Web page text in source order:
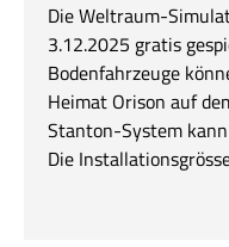
Die Weltraum-
3.12.2025 gratis
Bodenfahrzeuge
Heimat Orison auf
Stanton-System
Die